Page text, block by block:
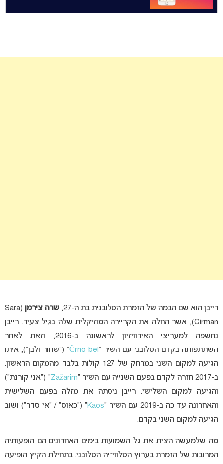
רייבן הוא שם הבמה של הזמרת הסלובנית בת ה-27, שרה צירמן (Sara
Cirman), אשר החלה את הקריירה המוזיקלית שלה בגיל צעיר. רייבן
נחשפה למעריצי האירוויזיון לראשונה ב-2016, וזאת לאחר
השתתפותה בקדם הסלובני עם השיר “ Črno bel” (“שחור ולבן”), איתו
הגיעה למקום השני במרחק של 127 קולות בלבד מהמקום הראשון.
ב-2017 חזרה לקדם בפעם השנייה עם השיר “
Zažarim” (“אני קורנת”)
והגיעה למקום השלישי. רייבן ניסתה את מזלה בפעם השלישית
והאחרונה עד כה ב-2019 עם השיר “
Kaos” (“כאוס” / “אי סדר”) ושוב
הגיעה למקום השני בקדם.
מה שלמעשה הצית את גל השמועות בימים האחרונים הם הופעותיה
המרובות של הזמרת בערוץ הטלוויזיה הסלובני. בתחילת הקיץ הופיעה